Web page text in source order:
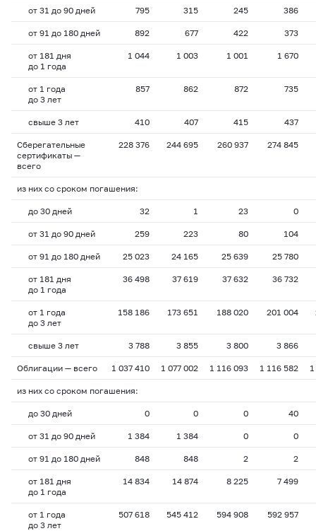
от 31 до 90 дней 795 315 245 386
от 91 до 180 дней 892 677 422 373
от 181 дня
до 1 года
1 044 1 003 1 001 1 670
от 1 года
до 3 лет
857 862 872 735
свыше 3 лет 410 407 415 437
Сберегательные
сертификаты —
всего
228 376 244 695 260 937 274 845
из них со сроком погашения:
до 30 дней 32 1 23 0
от 31 до 90 дней 259 223 80 104
от 91 до 180 дней 25 023 24 165 25 639 25 780
от 181 дня
до 1 года
36 498 37 619 37 632 36 732
от 1 года
до 3 лет
158 186 173 651 188 020 201 004
свыше 3 лет 3 788 3 855 3 800 3 866
Облигации — всего 1 037 410 1 077 002 1 116 093 1 116 582
из них со сроком погашения:
до 30 дней 0 0 0 40
от 31 до 90 дней 1 384 1 384 0 0
от 91 до 180 дней 848 848 2 2
от 181 дня
до 1 года
14 834 14 874 8 225 7 499
от 1 года
до 3 лет
507 618 545 412 594 908 592 957